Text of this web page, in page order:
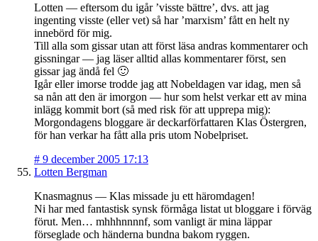
Lotten — eftersom du igår ’visste bättre’, dvs. att jag
ingenting visste (eller vet) så har ’marxism’ fått en helt ny
innebörd för mig.
Till alla som gissar utan att först läsa andras kommentarer och
gissningar — jag läser alltid allas kommentarer först, sen
gissar jag ändå fel 🙂
Igår eller imorse trodde jag att Nobeldagen var idag, men så
sa nån att den är imorgon — hur som helst verkar ett av mina
inlägg kommit bort (så med risk för att upprepa mig):
Morgondagens bloggare är deckarförfattaren Klas Östergren,
för han verkar ha fått alla pris utom Nobelpriset.
# 9 december 2005 17:13
Lotten Bergman
Knasmagnus — Klas missade ju ett häromdagen!
Ni har med fantastisk synsk förmåga listat ut bloggare i förväg
förut. Men… mhhhnnnnf, som vanligt är mina läppar
förseglade och händerna bundna bakom ryggen.